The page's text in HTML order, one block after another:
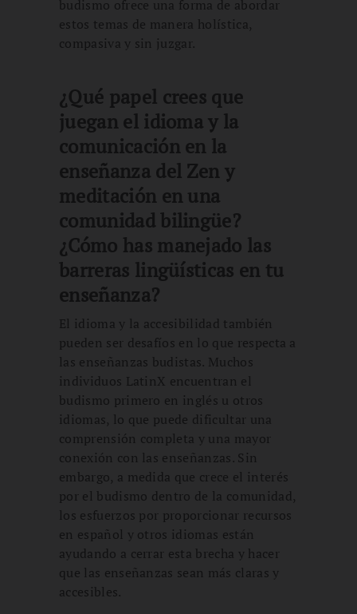
budismo ofrece una forma de abordar
estos temas de manera holística,
compasiva y sin juzgar.
¿Qué papel crees que
juegan el idioma y la
comunicación en la
enseñanza del Zen y
meditación en una
comunidad bilingüe?
¿Cómo has manejado las
barreras lingüísticas en tu
enseñanza?
El idioma y la accesibilidad también
pueden ser desafíos en lo que respecta a
las enseñanzas budistas. Muchos
individuos LatinX encuentran el
budismo primero en inglés u otros
idiomas, lo que puede dificultar una
comprensión completa y una mayor
conexión con las enseñanzas. Sin
embargo, a medida que crece el interés
por el budismo dentro de la comunidad,
los esfuerzos por proporcionar recursos
en español y otros idiomas están
ayudando a cerrar esta brecha y hacer
que las enseñanzas sean más claras y
accesibles.